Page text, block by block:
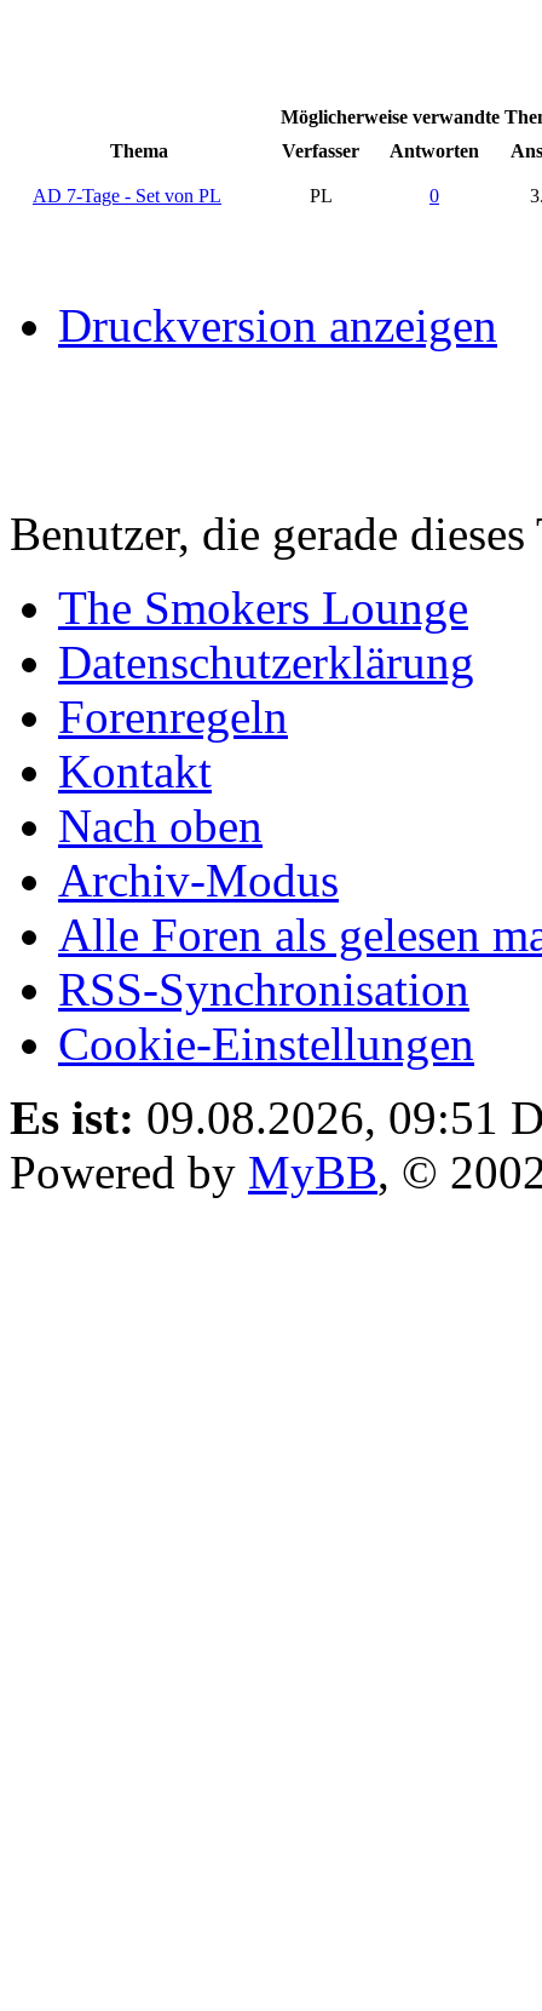
Möglicherweise verwandte
Thema
Verfasser Antworten
AD 7-Tage - Set von PL PL 0
Druckversion anzeigen
Benutzer, die gerade
The Smokers Lounge
Datenschutzerklärung
Forenregeln
Kontakt
Nach oben
Archiv-Modus
Alle Foren als gelesen
RSS-Synchronisation
Cookie-Einstellungen
Es ist: 09.08.2026, 09:51
Powered by MyBB, ©